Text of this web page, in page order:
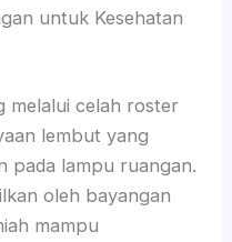
untuk Kesehatan
melalui celah roster
lembut yang
pada lampu ruangan.
oleh bayangan
mampu